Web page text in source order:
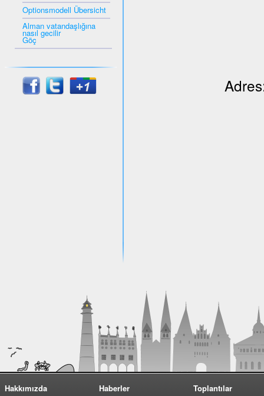
Optionsmodell Übersicht
Alman vatandaşlığına
nasıl gecilir
Göç
Hakkımızda
Haberler
Toplantılar